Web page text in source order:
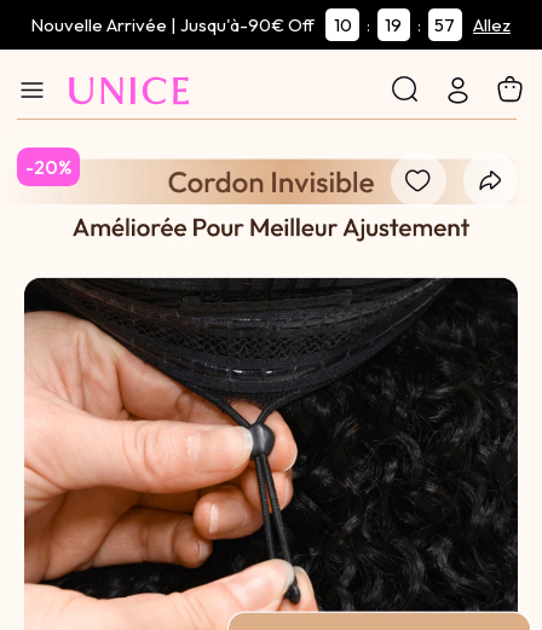
Nouvelle Arrivée | Jusqu'à-90€ Off 10 : 19 : 57 Allez
-20%